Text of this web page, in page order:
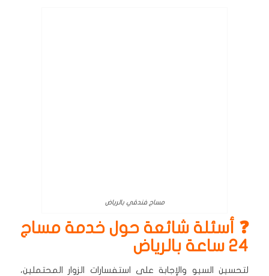
مساج فندقي بالرياض
❓ أسئلة شائعة حول خدمة مساج
24 ساعة بالرياض
لتحسين السيو والإجابة على استفسارات الزوار المحتملين،